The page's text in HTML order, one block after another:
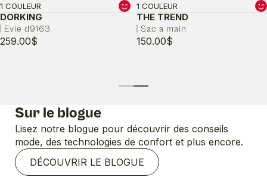
DORKING
| Evie d9163
1 COULEUR
259.00$
THE TREND
| Sac a main
1 COULEUR
150.00$
Sur le blogue
Lisez notre blogue pour découvrir des conseils
mode, des technologies de confort et plus encore.
DÉCOUVRIR LE BLOGUE